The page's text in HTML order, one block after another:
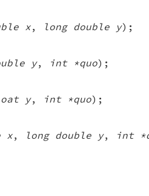
x, long double y);
y, int *quo);
y, int *quo);
x, long double y, int